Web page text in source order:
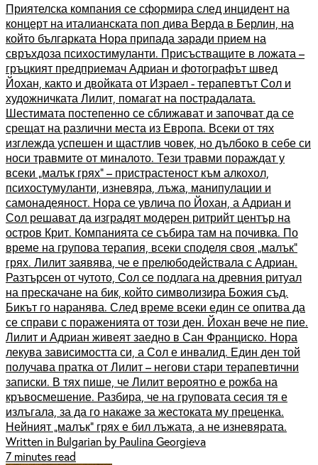
Приятелска компания се сформира след инцидент на
концерт на италианската поп дива Верда в Берлин, на
който българката Нора припада заради прием на
свръхдоза психостимуланти. Присъстващите в ложата –
гръцкият предприемач Адриан и фотографът швед
Йохан, както и двойката от Израел - терапевтът Сол и
художничката Лилит, помагат на пострадалата.
Шестимата постепенно се сближават и започват да се
срещат на различни места из Европа. Всеки от тях
изглежда успешен и щастлив човек, но дълбоко в себе си
носи травмите от миналото. Тези травми пораждат у
всеки „малък грях“ – пристрастеност към алкохол,
психостумуланти, изневяра, лъжа, манипулации и
самонадеяност. Нора се увлича по Йохан, а Адриан и
Сол решават да изградят модерен ритрийт център на
остров Крит. Компанията се събира там на почивка. По
време на групова терапия, всеки споделя своя „малък“
грях. Лилит заявява, че е прелюбодействала с Адриан.
Разтърсен от чутото, Сол се подлага на древния ритуал
на прескачане на бик, който символизира Божия съд.
Бикът го наранява. След време всеки един се опитва да
се справи с пораженията от този ден. Йохан вече не пие.
Лилит и Адриан живеят заедно в Сан Франциско. Нора
лекува зависимостта си, а Сол е инвалид. Един ден той
получава пратка от Лилит – негови стари терапевтични
записки. В тях пише, че Лилит вероятно е рожба на
кръвосмешение. Разбира, че на груповата сесия тя е
излъгала, за да го накаже за жестоката му преценка.
Нейният „малък“ грях е бил лъжата, а не изневярата.
Written in Bulgarian by Paulina Georgieva
7 minutes read